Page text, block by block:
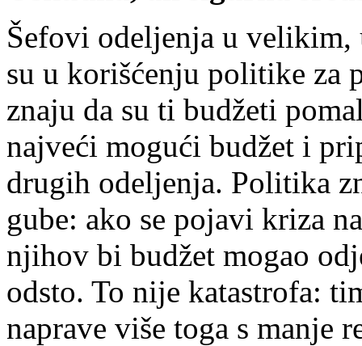
Šefovi odeljenja u velikim,
su u korišćenju politike za
znaju da su ti budžeti
najveći mogući budžet i
drugih odeljenja. Politika
gube: ako se poja­vi kriza
njihov bi budžet mogao
odsto. To nije katastrofa:
naprave više toga s manje